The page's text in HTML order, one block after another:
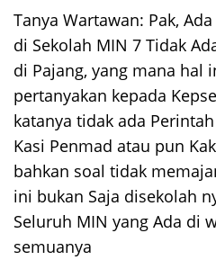
Tanya Wartawan: Pak,
di Sekolah MIN 7 Tidak
di Pajang, yang mana hal
pertanyakan kepada
katanya tidak ada
Kasi Penmad atau pun
bahkan soal tidak
ini bukan Saja disekolah
Seluruh MIN yang Ada di
semuanya